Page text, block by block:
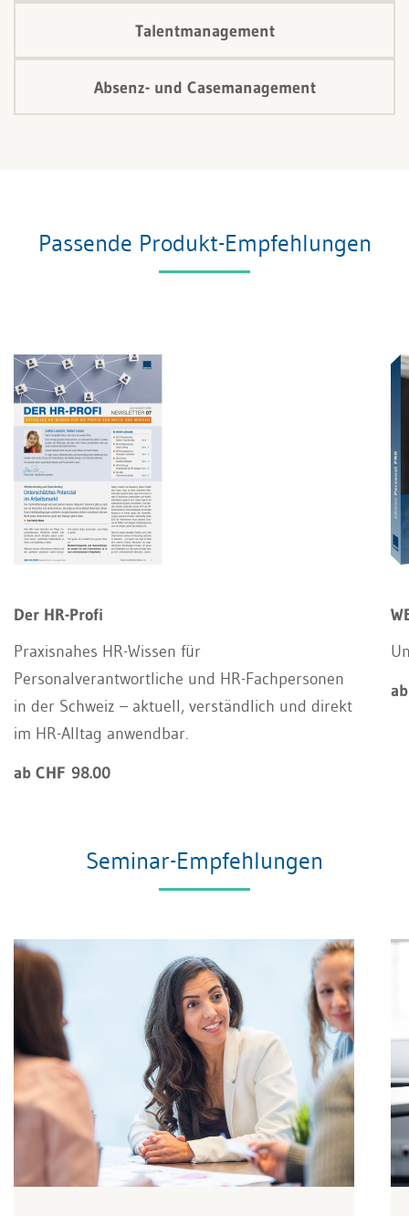
Talentmanagement
Absenz- und Casemanagement
Passende Produkt-Empfehlungen
Der HR-Profi
Praxisnahes HR-Wissen für
Personalverantwortliche und HR-Fachpersonen
in der Schweiz – aktuell, verständlich und direkt
im HR-Alltag anwendbar.
ab CHF 98.00
Seminar-Empfehlungen